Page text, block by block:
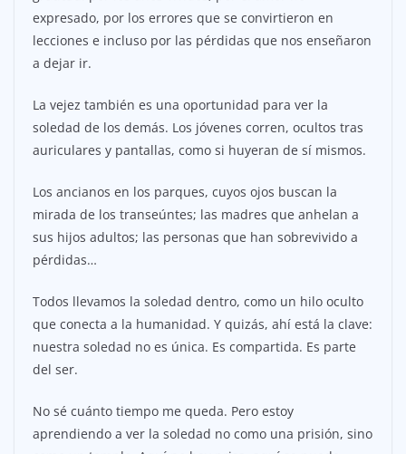
expresado, por los errores que se convirtieron en
lecciones e incluso por las pérdidas que nos enseñaron
a dejar ir.
La vejez también es una oportunidad para ver la
soledad de los demás. Los jóvenes corren, ocultos tras
auriculares y pantallas, como si huyeran de sí mismos.
Los ancianos en los parques, cuyos ojos buscan la
mirada de los transeúntes; las madres que anhelan a
sus hijos adultos; las personas que han sobrevivido a
pérdidas…
Todos llevamos la soledad dentro, como un hilo oculto
que conecta a la humanidad. Y quizás, ahí está la clave:
nuestra soledad no es única. Es compartida. Es parte
del ser.
No sé cuánto tiempo me queda. Pero estoy
aprendiendo a ver la soledad no como una prisión, sino